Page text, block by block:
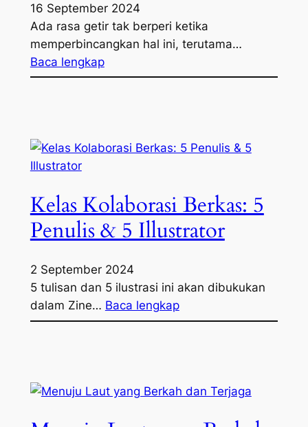
16 September 2024
Ada rasa getir tak berperi ketika
memperbincangkan hal ini, terutama…
Baca lengkap
Kelas Kolaborasi Berkas: 5
Penulis & 5 Illustrator
2 September 2024
5 tulisan dan 5 ilustrasi ini akan dibukukan
dalam Zine… Baca lengkap